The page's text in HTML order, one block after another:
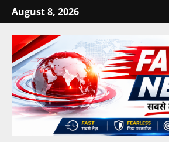
Skip
to
content
August 8, 2026